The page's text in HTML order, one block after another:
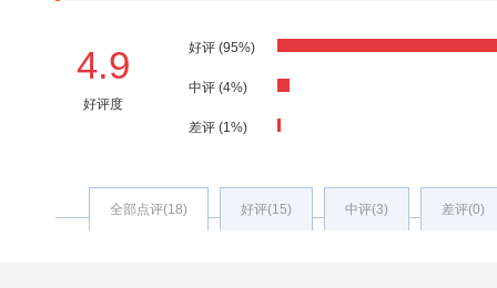
4.9
好评度
好评 (95%)
中评 (4%)
差评 (1%)
全部点评(18) 好评(15) 中评(3) 差评(0)